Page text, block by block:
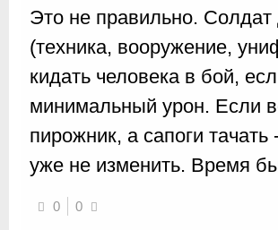
Это не правильно.
(техника, вооружение,
кидать человека в бой,
минимальный урон. Если
пирожник, а сапоги
уже не изменить. Время
0 0